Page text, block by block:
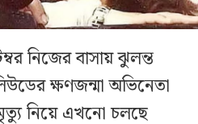
নিজের বাসায় ঝুলন্ত
ক্ষণজন্মা অভিনেতা
নিয়ে এখনো চলছে